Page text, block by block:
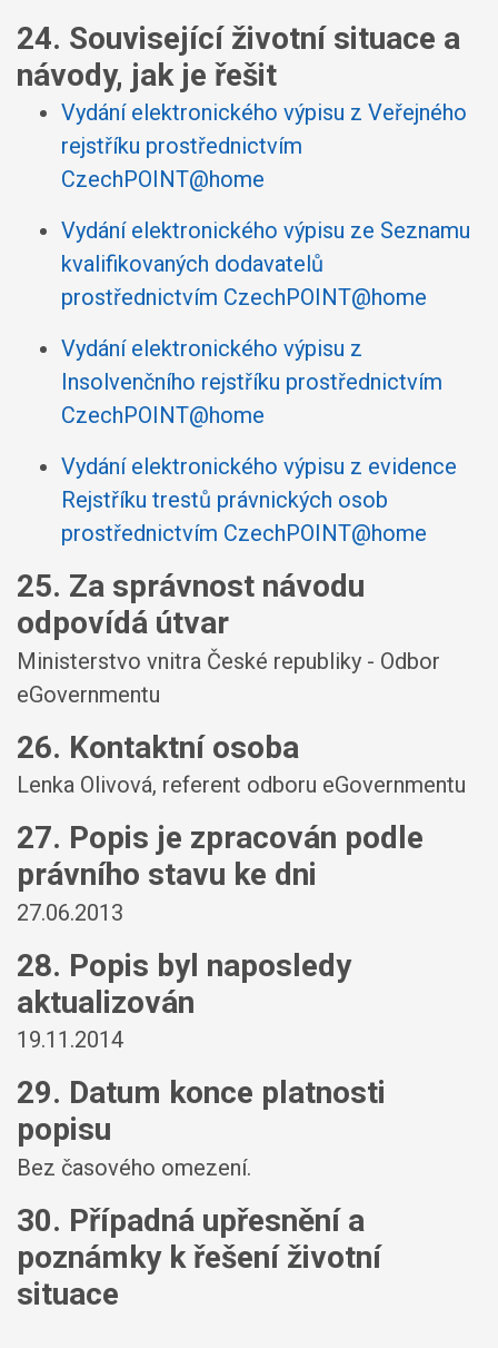
24. Související životní situace a
návody, jak je řešit
Vydání elektronického výpisu z Veřejného
rejstříku prostřednictvím
CzechPOINT@home
Vydání elektronického výpisu ze Seznamu
kvalifikovaných dodavatelů
prostřednictvím CzechPOINT@home
Vydání elektronického výpisu z
Insolvenčního rejstříku prostřednictvím
CzechPOINT@home
Vydání elektronického výpisu z evidence
Rejstříku trestů právnických osob
prostřednictvím CzechPOINT@home
25. Za správnost návodu
odpovídá útvar
Ministerstvo vnitra České republiky - Odbor
eGovernmentu
26. Kontaktní osoba
Lenka Olivová, referent odboru eGovernmentu
27. Popis je zpracován podle
právního stavu ke dni
27.06.2013
28. Popis byl naposledy
aktualizován
19.11.2014
29. Datum konce platnosti
popisu
Bez časového omezení.
30. Případná upřesnění a
poznámky k řešení životní
situace